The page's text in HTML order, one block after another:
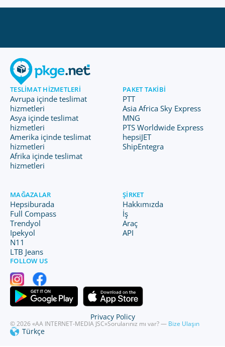
TESLIMAT HIZMETLERI
Avrupa içinde teslimat
hizmetleri
Asya içinde teslimat
hizmetleri
Amerika içinde teslimat
hizmetleri
Afrika içinde teslimat
hizmetleri
PAKET TAKIBI
PTT
Asia Africa Sky Express
MNG
PTS Worldwide Express
hepsiJET
ShipEntegra
MAĞAZALAR
Hepsiburada
Full Compass
Trendyol
Ipekyol
N11
LTB Jeans
ŞIRKET
Hakkımızda
İş
Araç
API
FOLLOW US
© 2026 «AA INTERNET-MEDIA JSC»Sorularınız mı var? — Bize Ulaşın
Türkçe
Privacy Policy